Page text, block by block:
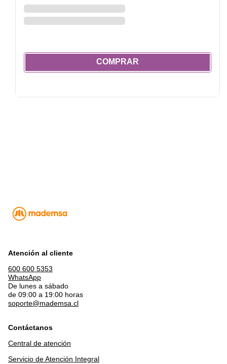
COMPRAR
Atención al cliente
600 600 5353
WhatsApp
De lunes a sábado
de 09:00 a 19:00 horas
soporte@mademsa.cl
Contáctanos
Central de atención
Servicio de Atención Integral